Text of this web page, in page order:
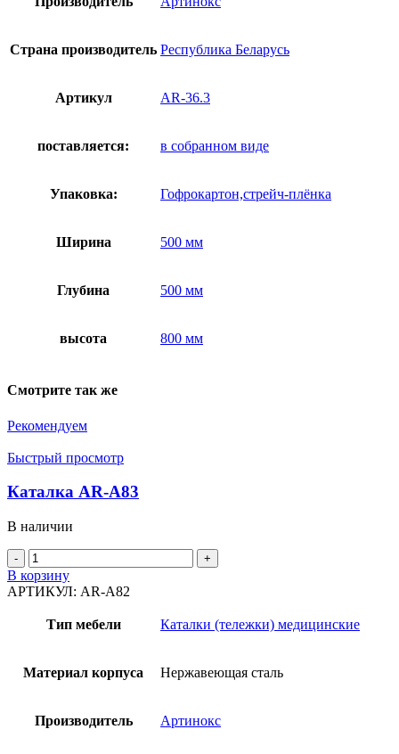
Страна производитель Республика Беларусь
Артикул AR-36.3
поставляется: в собранном виде
Упаковка: Гофрокартон,стрейч-плёнка
Ширина 500 мм
Глубина 500 мм
высота 800 мм
Смотрите так же
Рекомендуем
Быстрый просмотр
Каталка AR-A83
В наличии
Количество
товара
Каталка
A83
В корзину
АРТИКУЛ: AR-A82
Тип мебели Каталки (тележки) медицинские
Материал корпуса Нержавеющая сталь
Производитель Артинокс